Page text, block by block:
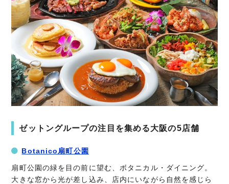
ゼットングループの注目を集める大阪の5店舗
Botanico扇町公園
扇町公園の緑を目の前に望む、ボタニカル・ダイニング。
大きな窓から光が差し込み、店内にいながら自然を感じら